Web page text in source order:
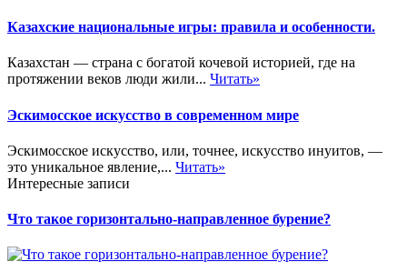
Казахские национальные игры: правила и особенности.
Казахстан — страна с богатой кочевой историей, где на
протяжении веков люди жили... Читать»
Эскимосское искусство в современном мире
Эскимосское искусство, или, точнее, искусство инуитов, —
это уникальное явление,... Читать»
Интересные записи
Что такое горизонтально-направленное бурение?